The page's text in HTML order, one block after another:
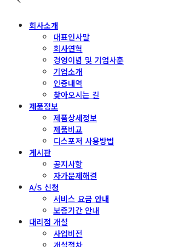
회사소개
대표인사말
회사연혁
경영이념 및 기업사훈
기업소개
인증내역
찾아오시는 길
제품정보
제품상세정보
제품비교
디스포저 사용방법
게시판
공지사항
자가문제해결
A/S 신청
서비스 요금 안내
보증기간 안내
대리점 개설
사업비전
개설절차